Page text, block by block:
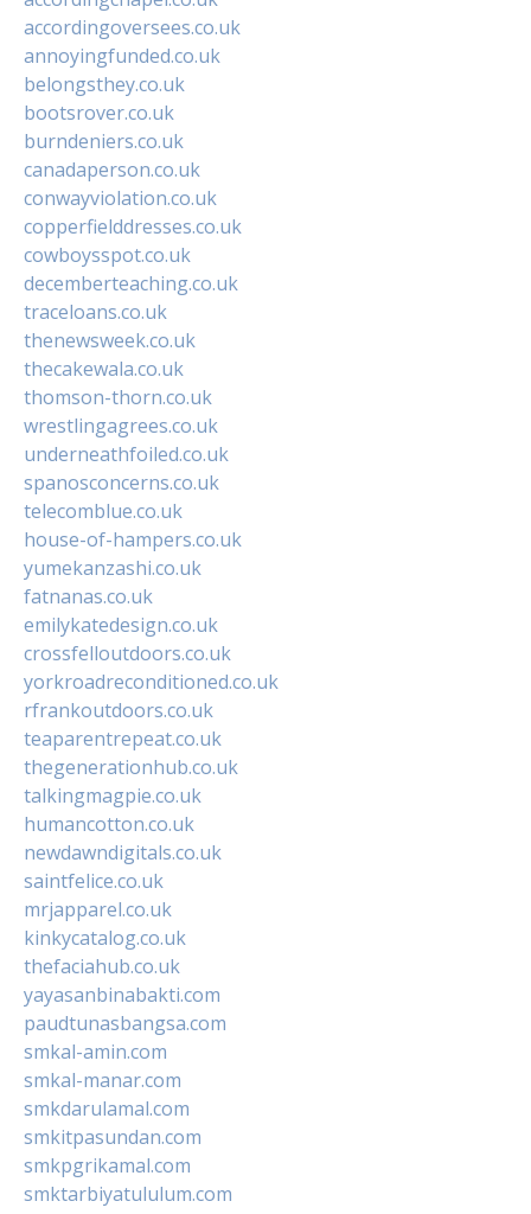
accordingoversees.co.uk
annoyingfunded.co.uk
belongsthey.co.uk
bootsrover.co.uk
burndeniers.co.uk
canadaperson.co.uk
conwayviolation.co.uk
copperfielddresses.co.uk
cowboysspot.co.uk
decemberteaching.co.uk
traceloans.co.uk
thenewsweek.co.uk
thecakewala.co.uk
thomson-thorn.co.uk
wrestlingagrees.co.uk
underneathfoiled.co.uk
spanosconcerns.co.uk
telecomblue.co.uk
house-of-hampers.co.uk
yumekanzashi.co.uk
fatnanas.co.uk
emilykatedesign.co.uk
crossfelloutdoors.co.uk
yorkroadreconditioned.co.uk
rfrankoutdoors.co.uk
teaparentrepeat.co.uk
thegenerationhub.co.uk
talkingmagpie.co.uk
humancotton.co.uk
newdawndigitals.co.uk
saintfelice.co.uk
mrjapparel.co.uk
kinkycatalog.co.uk
thefaciahub.co.uk
yayasanbinabakti.com
paudtunasbangsa.com
smkal-amin.com
smkal-manar.com
smkdarulamal.com
smkitpasundan.com
smkpgrikamal.com
smktarbiyatululum.com